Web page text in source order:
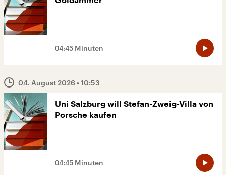
04:45 Minuten
04. August 2026• 10:53
Uni Salzburg will Stefan-Zweig-Villa von
Porsche kaufen
04:45 Minuten